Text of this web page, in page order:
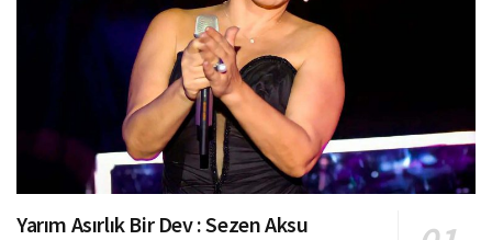
Yarım Asırlık Bir Dev : Sezen Aksu